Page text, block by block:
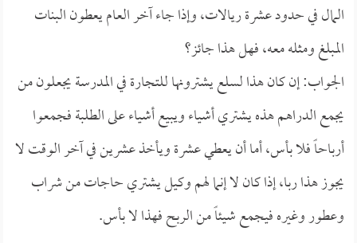
المال في حدود عشرة ريالات، وإذا جاء آخر العام يعطون البنات
المبلغ ومثله معه، فهل هذا جائز؟
الجواب: إن كان هذا لسلع يشترونها للتجارة في المدرسة يجعلون من
يجمع الدراهم هذه يشتري أشياء ويبيع أشياء على الطلبة فجمعوا
أرباحاً فلا بأس، أما أن يعطي عشرة ويأخذ عشرين في آخر الوقت لا
يجوز هذا ربا، إذا كان لا إنما لهم وكيل يشتري حاجات من شراب
وعطور وغيره فيجمع شيئاً من الربح فهذا لا بأس.